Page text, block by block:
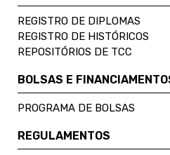
REGISTRO DE DIPLOMAS
REGISTRO DE HISTÓRICOS
REPOSITÓRIOS DE TCC
BOLSAS E
PROGRAMA DE BOLSAS
REGULAMENTOS